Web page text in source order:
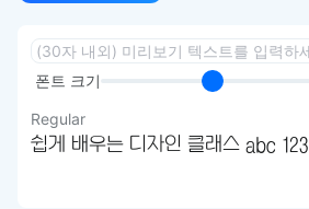
폰트 크기
Regular
쉽게 배우는 디자인 클래스 abc 123